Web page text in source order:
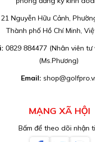
21 Nguyễn Hữu Cảnh,
Thành phố Hồ Chí Minh,
0829 884477 (Nhân viên tư
(Ms.Phương)
Email:
MẠNG XÃ HỘI
Bấm để theo dõi nhận